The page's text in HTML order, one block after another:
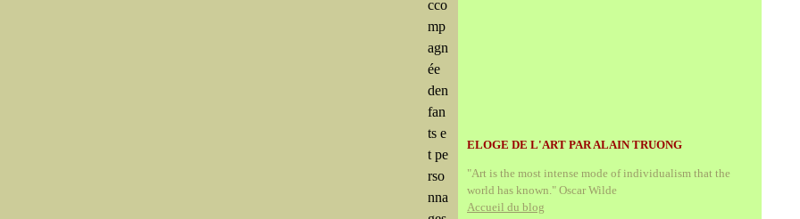
cco
mp
agn
ée
den
fan
ts e
t pe
rso
nna
ELOGE DE L'ART PAR ALAIN TRUONG
"Art is the most intense mode of individualism that the
world has known." Oscar Wilde
Accueil du blog